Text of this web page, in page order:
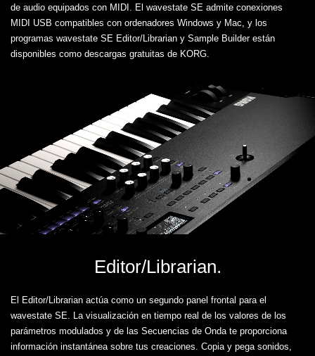
de audio equipados con MIDI. El wavestate SE admite conexiones
MIDI USB compatibles con ordenadores Windows y Mac, y los
programas wavestate SE Editor/Librarian y Sample Builder están
disponibles como descargas gratuitas de KORG.
Editor/Librarian.
El Editor/Librarian actúa como un segundo panel frontal para el
wavestate SE. La visualización en tiempo real de los valores de los
parámetros modulados y de las Secuencias de Onda te proporciona
información instantánea sobre tus creaciones. Copia y pega sonidos,